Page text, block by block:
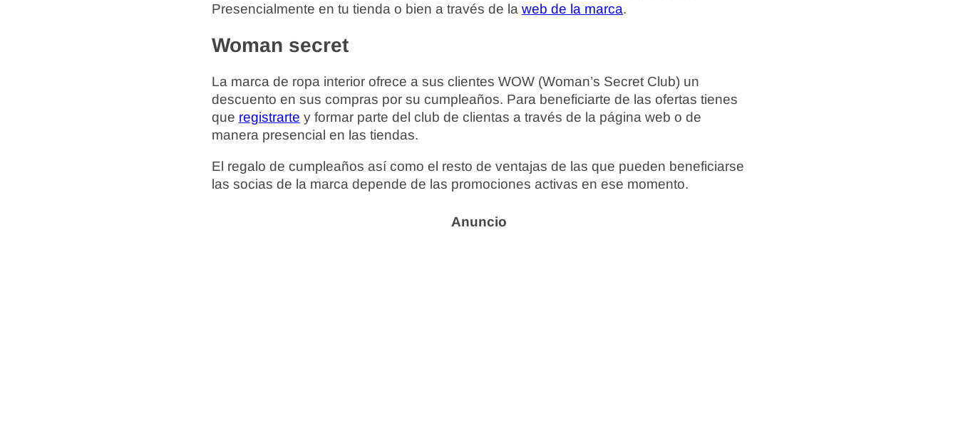
Presencialmente en tu tienda o bien a través de la web de la marca.
Woman secret
La marca de ropa interior ofrece a sus clientes WOW (Woman’s Secret Club) un
descuento en sus compras por su cumpleaños. Para beneficiarte de las ofertas tienes
que registrarte y formar parte del club de clientas a través de la página web o de
manera presencial en las tiendas.
El regalo de cumpleaños así como el resto de ventajas de las que pueden beneficiarse
las socias de la marca depende de las promociones activas en ese momento.